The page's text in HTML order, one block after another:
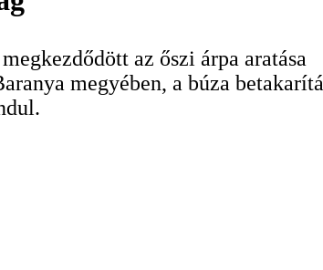
az őszi árpa aratása
megyében, a búza